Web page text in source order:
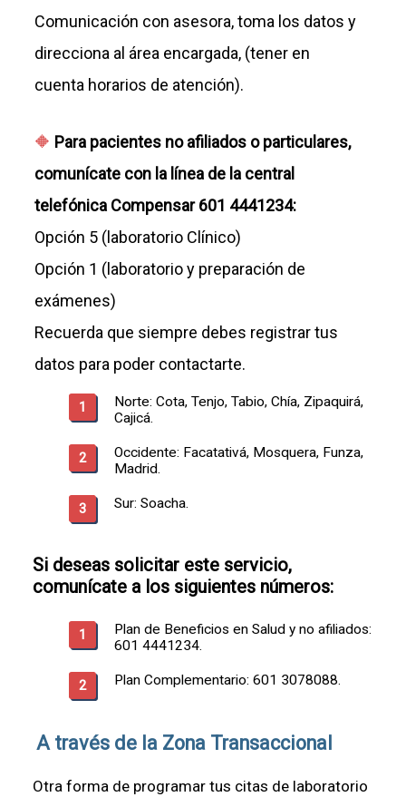
Comunicación con asesora, toma los datos y
direcciona al área encargada, (tener en
cuenta horarios de atención).
Para pacientes no afiliados o particulares,
comunícate con la línea de la central
telefónica Compensar 601 4441234:
Opción 5 (laboratorio Clínico)
Opción 1 (laboratorio y preparación de
exámenes)
Recuerda que siempre debes registrar tus
datos para poder contactarte.
Norte: Cota, Tenjo, Tabio, Chía, Zipaquirá,
Cajicá.
Occidente: Facatativá, Mosquera, Funza,
Madrid.
Sur: Soacha.
Si deseas solicitar este servicio,
comunícate a los siguientes números:
Plan de Beneficios en Salud y no afiliados:
601 4441234.
Plan Complementario: 601 3078088.
A través de la Zona Transaccional
Otra forma de programar tus citas de laboratorio